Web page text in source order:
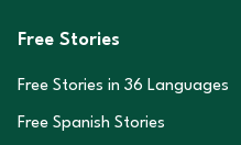
Free Stories
Free Stories in 36 Languages
Free Spanish Stories